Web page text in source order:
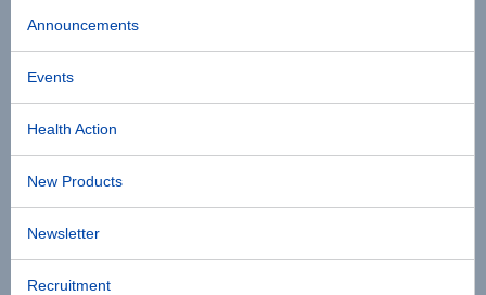
Announcements
Events
Health Action
New Products
Newsletter
Recruitment